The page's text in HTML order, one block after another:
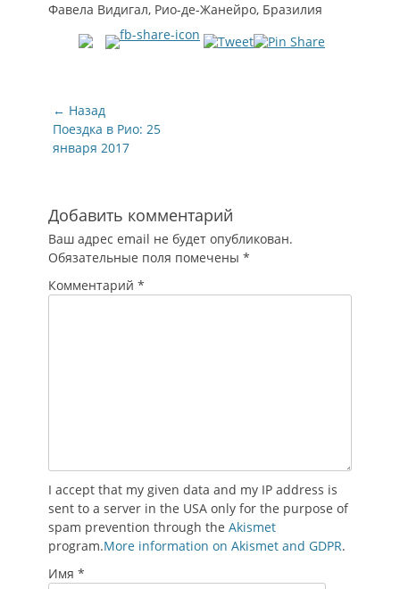
Фавела Видигал, Рио-де-Жанейро, Бразилия
Навигация
по
записям
← Назад
Предыдущая
запись:
Поездка в Рио: 25
января 2017
Добавить комментарий
Ваш адрес email не будет опубликован.
Обязательные поля помечены *
Комментарий *
I accept that my given data and my IP address is
sent to a server in the USA only for the purpose of
spam prevention through the Akismet
program.More information on Akismet and GDPR.
Имя *